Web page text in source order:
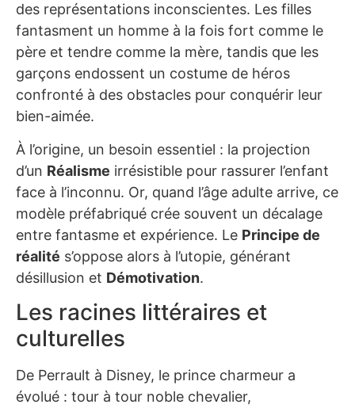
des représentations inconscientes. Les filles
fantasment un homme à la fois fort comme le
père et tendre comme la mère, tandis que les
garçons endossent un costume de héros
confronté à des obstacles pour conquérir leur
bien-aimée.
À l’origine, un besoin essentiel : la projection
d’un Réalisme irrésistible pour rassurer l’enfant
face à l’inconnu. Or, quand l’âge adulte arrive, ce
modèle préfabriqué crée souvent un décalage
entre fantasme et expérience. Le Principe de
réalité s’oppose alors à l’utopie, générant
désillusion et Démotivation.
Les racines littéraires et
culturelles
De Perrault à Disney, le prince charmeur a
évolué : tour à tour noble chevalier,